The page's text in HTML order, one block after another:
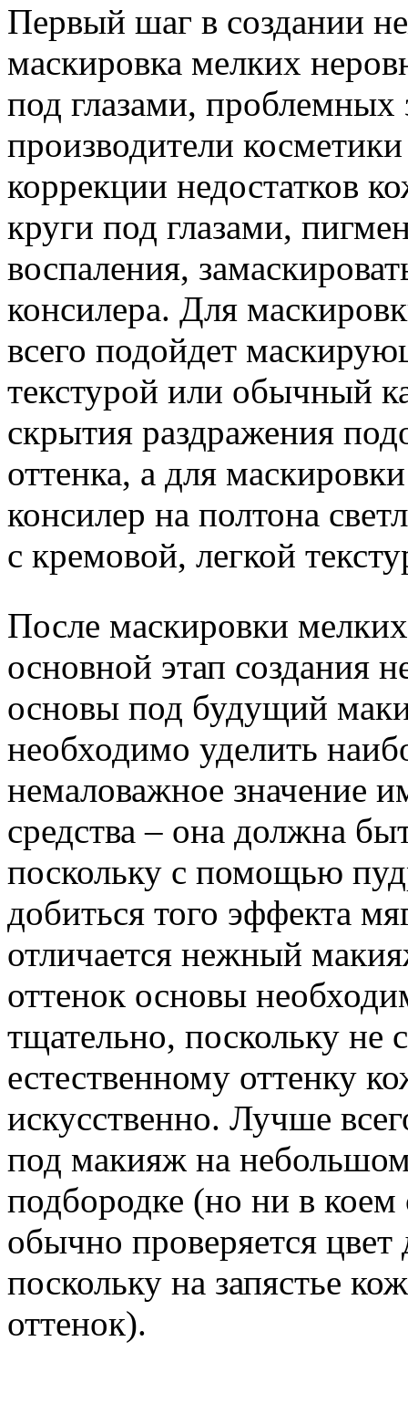
Первый шаг в создании
маскировка мелких
под глазами,
производители
коррекции недостатков
круги под глазами,
воспаления,
консилера. Для
всего подойдет
текстурой или обычный
скрытия раздражения
оттенка, а для
консилер на полтона
с кремовой, легкой
После маскировки
основной этап создания
основы под будущий
необходимо уделить
немаловажное значение
средства – она должна
поскольку с помощью
добиться того эффекта
отличается нежный
оттенок основы
тщательно, поскольку не
естественному оттенку
искусственно. Лучше
под макияж на
подбородке (но ни в коем
обычно проверяется
поскольку на запястье
оттенок).